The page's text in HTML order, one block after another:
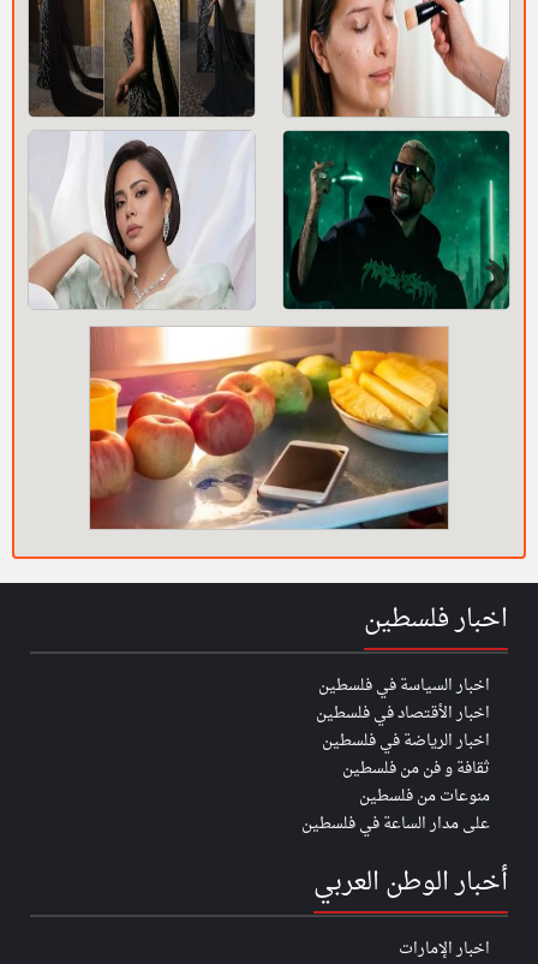
اخبار فلسطين
اخبار السياسة في فلسطين
اخبار الأقتصاد في فلسطين
اخبار الرياضة في فلسطين
ثقافة و فن من فلسطين
منوعات من فلسطين
على مدار الساعة في فلسطين
أخبار الوطن العربي
اخبار الإمارات